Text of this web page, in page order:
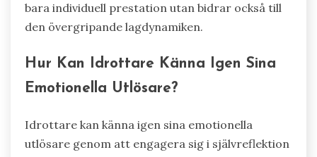
bara individuell prestation utan bidrar också till
den övergripande lagdynamiken.
Hur Kan Idrottare Känna Igen Sina
Emotionella Utlösare?
Idrottare kan känna igen sina emotionella
utlösare genom att engagera sig i självreflektion